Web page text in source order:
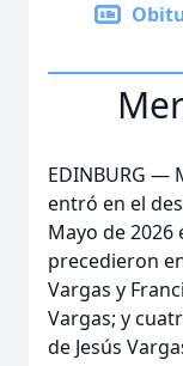
EDINBURG —
entró en el
Mayo de 2026
precedieron
Vargas y
Vargas; y
de Jesús